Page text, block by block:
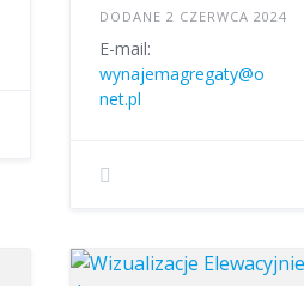
DODANE 2 CZERWCA 2024
E-mail:
wynajemagregaty@o
net.pl